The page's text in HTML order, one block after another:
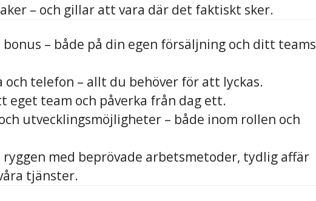
– och gillar att vara där det faktiskt sker.
bonus – både på din egen försäljning och ditt teams
telefon – allt du behöver för att lyckas.
eget team och påverka från dag ett.
utvecklingsmöjligheter – både inom rollen och
med beprövade arbetsmetoder, tydlig affär
tjänster.